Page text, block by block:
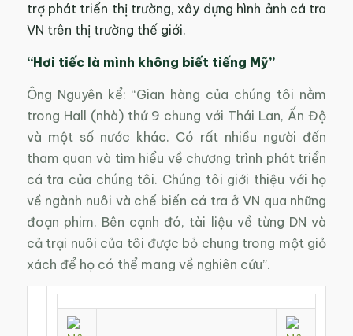
trợ phát triển thị trường, xây dựng hình ảnh cá tra
VN trên thị trường thế giới.
“Hơi tiếc là mình không biết tiếng Mỹ”
Ông Nguyên kể: “Gian hàng của chúng tôi nằm
trong Hall (nhà) thứ 9 chung với Thái Lan, Ấn Độ
và một số nước khác. Có rất nhiều người đến
tham quan và tìm hiểu về chương trình phát triển
cá tra của chúng tôi. Chúng tôi giới thiệu với họ
về ngành nuôi và chế biến cá tra ở VN qua những
đoạn phim. Bên cạnh đó, tài liệu về từng DN và
cả trại nuôi của tôi được bỏ chung trong một giỏ
xách để họ có thể mang về nghiên cứu”.